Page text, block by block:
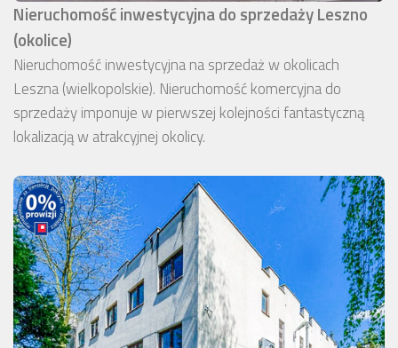
Nieruchomość inwestycyjna do sprzedaży Leszno
(okolice)
Nieruchomość inwestycyjna na sprzedaż w okolicach
Leszna (wielkopolskie). Nieruchomość komercyjna do
sprzedaży imponuje w pierwszej kolejności fantastyczną
lokalizacją w atrakcyjnej okolicy.